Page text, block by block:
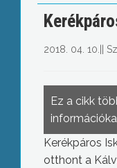
2018. 04. 10.
Ez a cikk
Kerékpáros
otthont a